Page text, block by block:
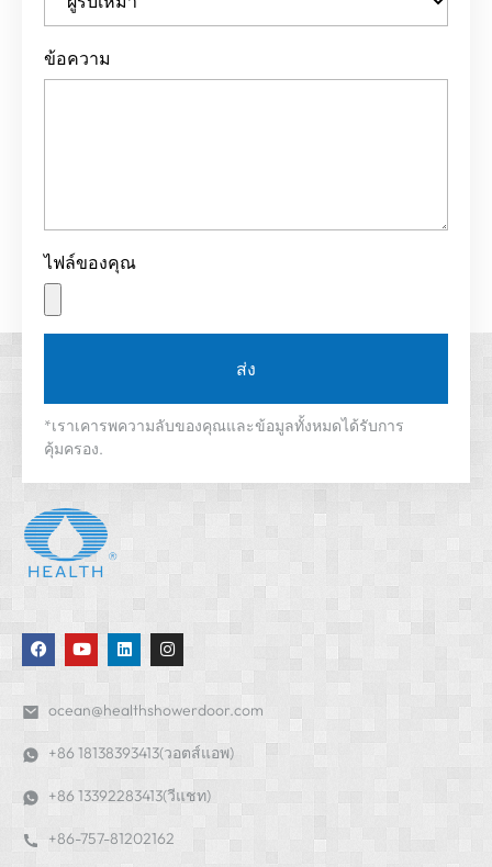
ข้อความ
ไฟล์ของคุณ
ส่ง
*เราเคารพความลับของคุณและข้อมูลทั้งหมดได้รับการ
คุ้มครอง.
ocean@healthshowerdoor.com
+86 18138393413(วอตส์แอพ)
+86 13392283413(วีแชท)
+86-757-81202162